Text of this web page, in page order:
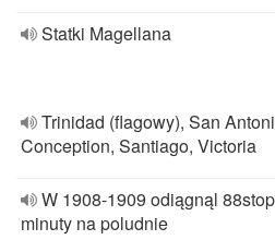
Statki Magellana
Trinidad (flagowy), San
Conception, Santiago, Victoria
W 1908-1909 odiągnąl
minuty na poludnie